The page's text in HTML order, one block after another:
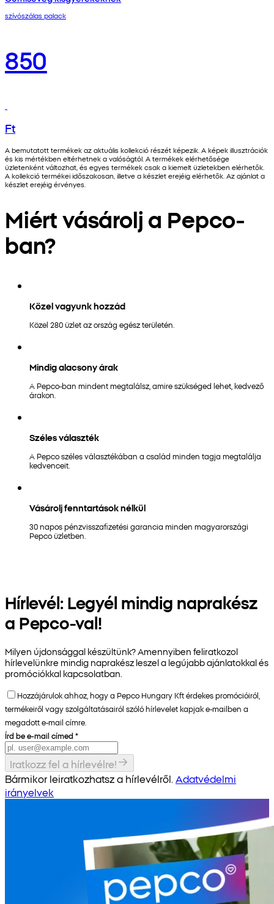
szívószálas palack
850
Ft
A bemutatott termékek az aktuális kollekció részét képezik. A képek illusztrációk
és kis mértékben eltérhetnek a valóságtól. A termékek elérhetősége
üzletenként változhat, és egyes termékek csak a kiemelt üzletekben elérhetők.
A kollekció termékei időszakosan, illetve a készlet erejéig elérhetők. Az ajánlat a
készlet erejéig érvényes.
Miért vásárolj a Pepco-
ban?
Közel vagyunk hozzád
Közel 280 üzlet az ország egész területén.
Mindig alacsony árak
A Pepco-ban mindent megtalálsz, amire szükséged lehet, kedvező
árakon.
Széles választék
A Pepco széles választékában a család minden tagja megtalálja
kedvenceit.
Vásárolj fenntartások nélkül
30 napos pénzvisszafizetési garancia minden magyarországi
Pepco üzletben.
Hírlevél: Legyél mindig naprakész
a Pepco-val!
Milyen újdonsággal készültünk? Amennyiben feliratkozol
hírlevelünkre mindig naprakész leszel a legújabb ajánlatokkal és
promóciókkal kapcsolatban.
Hozzájárulok ahhoz, hogy a Pepco Hungary Kft érdekes promócióiról,
termékeiről vagy szolgáltatásairól szóló hírlevelet kapjak e-mailben a
megadott e-mail címre.
Írd be e-mail címed *
Iratkozz fel a hírlevélre!
Bármikor leiratkozhatsz a hírlevélről. Adatvédelmi
irányelvek